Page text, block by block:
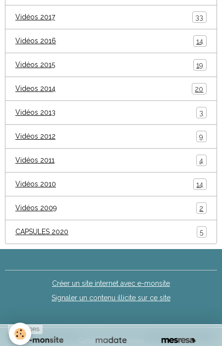
Vidéos 2017 33
Vidéos 2016 14
Vidéos 2015 19
Videos 2014 20
Vidéos 2013 3
Vidéos 2012 9
Vidéos 2011 4
Vidéos 2010 14
Vidéos 2009 2
CAPSULES 2020 5
Créer un site internet avec e-monsite
Signaler un contenu illicite sur ce site
Gestion des cookies
SPONSORS